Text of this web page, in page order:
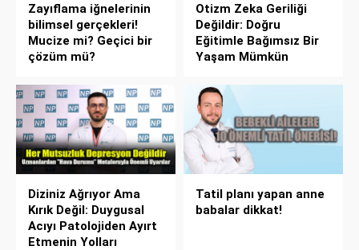
Zayıflama iğnelerinin
bilimsel gerçekleri!
Mucize mi? Geçici bir
çözüm mü?
Otizm Zeka Geriliği
Değildir: Doğru
Eğitimle Bağımsız Bir
Yaşam Mümkün
Diziniz Ağrıyor Ama
Kırık Değil: Duygusal
Acıyı Patolojiden Ayırt
Etmenin Yolları
Tatil planı yapan anne
babalar dikkat!